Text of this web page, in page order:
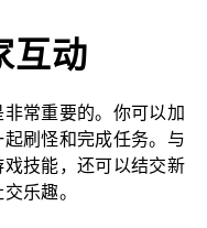
互动
常重要的。你可以加
刷怪和完成任务。与
技能，还可以结交新
乐趣。